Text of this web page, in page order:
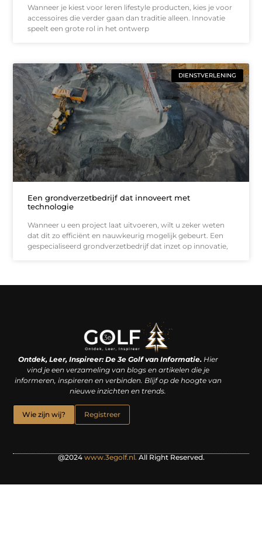
Wanneer je kiest voor leren lifestyle producten, kies je voor
accessoires die verder gaan dan traditie alleen. Innovatie
speelt een grote rol in het ontwerp
DIENSTVERLENING
Een grondverzetbedrijf dat innoveert met
technologie
Wanneer u een project laat uitvoeren, wilt u zeker weten
dat dit zo efficiënt en nauwkeurig mogelijk gebeurt. Een
gespecialiseerd grondverzetbedrijf dat inzet op innovatie,
Ontdek, Leer, Inspireer: De 3e Golf van Informatie.Hier
vind je een verzameling van blogs en artikelen die je
informeren, inspireren en verbinden. Blijf op de hoogte van
nieuwe inzichten en trends.
Wie zijn wij? Registreer
@2024www.3egolf.nl.All Right Reserved.